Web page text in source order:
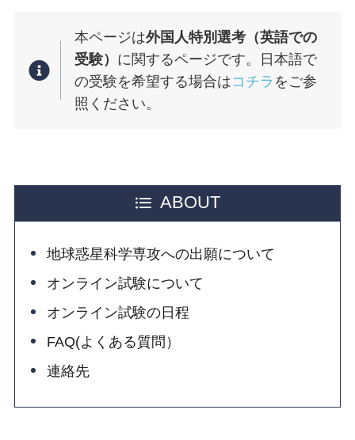
本ページは外国人特別選考（英語での
受験） に関するページです。日本語で
の受験を希望する場合はコチラ をご参
照ください。
ABOUT
地球惑星科学専攻への出願について
オンライン試験について
オンライン試験の日程
FAQ(よくある質問）
連絡先